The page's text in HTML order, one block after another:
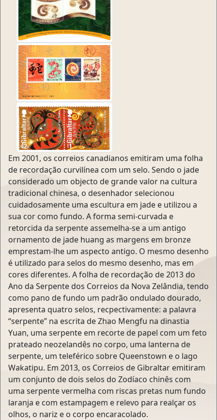
Em 2001, os correios canadianos emitiram uma folha
de recordação curvilínea com um selo. Sendo o jade
considerado um objecto de grande valor na cultura
tradicional chinesa, o desenhador selecionou
cuidadosamente uma escultura em jade e utilizou a
sua cor como fundo. A forma semi-curvada e
retorcida da serpente assemelha-se a um antigo
ornamento de jade huang as margens em bronze
emprestam-lhe um aspecto antigo. O mesmo desenho
é utilizado para selos do mesmo desenho, mas em
cores diferentes. A folha de recordação de 2013 do
Ano da Serpente dos Correios da Nova Zelândia, tendo
como pano de fundo um padrão ondulado dourado,
apresenta quatro selos, recpectivamente: a palavra
“serpente” na escrita de Zhao Mengfu na dinastia
Yuan, uma serpente em recorte de papel com um feto
prateado neozelandês no corpo, uma lanterna de
serpente, um teleférico sobre Queenstown e o lago
Wakatipu. Em 2013, os Correios de Gibraltar emitiram
um conjunto de dois selos do Zodíaco chinês com
uma serpente vermelha com riscas pretas num fundo
laranja e com estampagem e relevo para realçar os
olhos, o nariz e o corpo encaracolado.